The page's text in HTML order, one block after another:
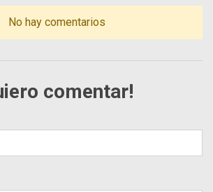
No hay comentarios
comentar!